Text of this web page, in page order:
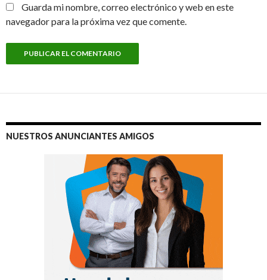
Guarda mi nombre, correo electrónico y web en este
navegador para la próxima vez que comente.
NUESTROS ANUNCIANTES AMIGOS